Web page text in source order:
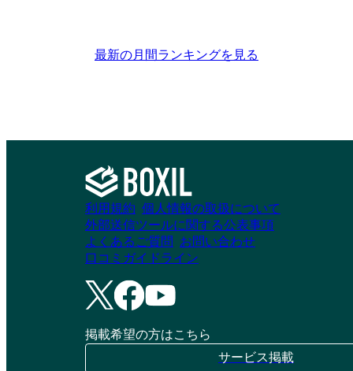
最新の月間ランキングを見る
利用規約 個人情報の取扱について
外部送信ツールに関する公表事項
よくあるご質問
お問い合わせ
口コミガイドライン
掲載希望の方はこちら
サービス掲載